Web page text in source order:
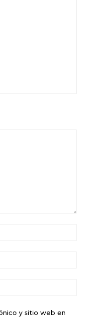
y sitio web en